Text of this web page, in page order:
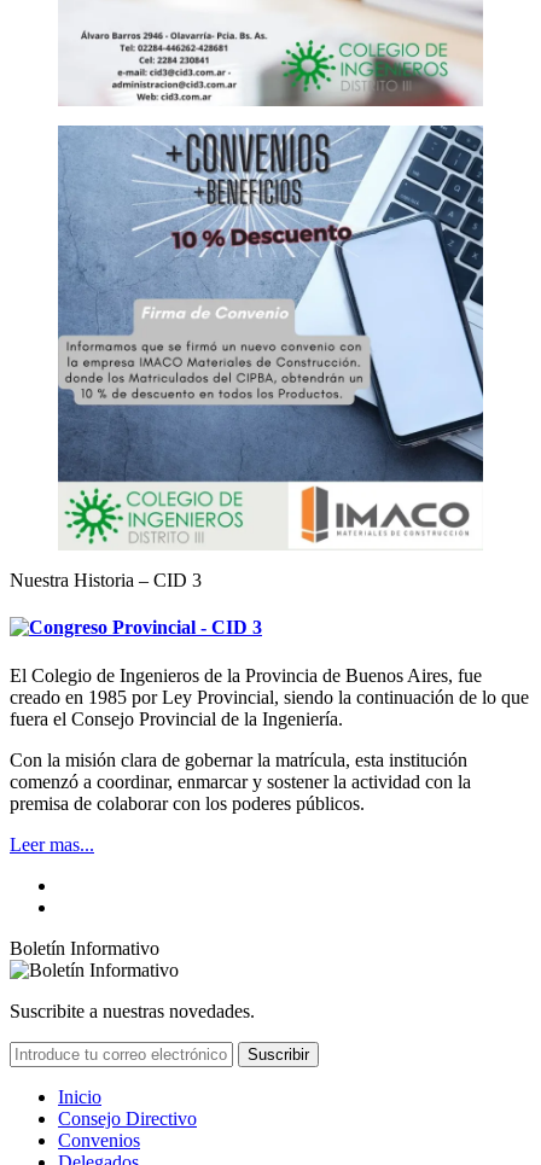
Nuestra Historia – CID 3
El Colegio de Ingenieros de la Provincia de Buenos Aires, fue
creado en 1985 por Ley Provincial, siendo la continuación de lo que
fuera el Consejo Provincial de la Ingeniería.
Con la misión clara de gobernar la matrícula, esta institución
comenzó a coordinar, enmarcar y sostener la actividad con la
premisa de colaborar con los poderes públicos.
Leer mas...
Boletín Informativo
Suscribite a nuestras novedades.
Suscribir
Inicio
Consejo Directivo
Convenios